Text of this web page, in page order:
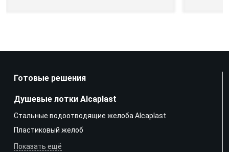
Готовые решения
Душевые лотки Alcaplast
Стальные водоотводящие желоба Alcaplast
Пластиковый желоб
Показать ещё